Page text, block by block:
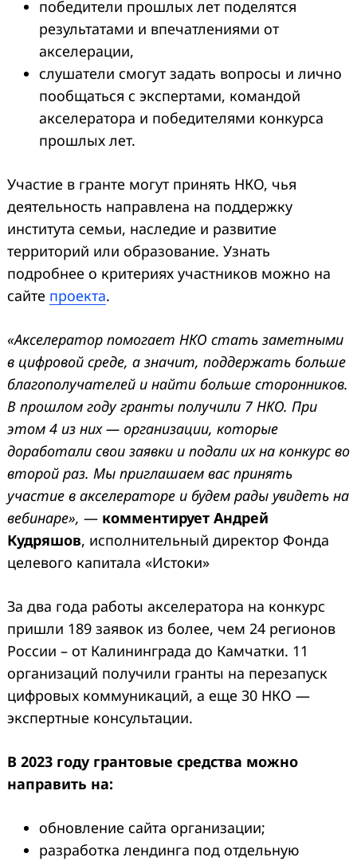
победители прошлых лет поделятся
результатами и впечатлениями от
акселерации,
слушатели смогут задать вопросы и лично
пообщаться с экспертами, командой
акселератора и победителями конкурса
прошлых лет.
Участие в гранте могут принять НКО, чья
деятельность направлена на поддержку
института семьи, наследие и развитие
территорий или образование. Узнать
подробнее о критериях участников можно на
сайте проекта.
«Акселератор помогает НКО стать заметными
в цифровой среде, а значит, поддержать больше
благополучателей и найти больше сторонников.
В прошлом году гранты получили 7 НКО. При
этом 4 из них — организации, которые
доработали свои заявки и подали их на конкурс во
второй раз. Мы приглашаем вас принять
участие в акселераторе и будем рады увидеть на
вебинаре», — комментирует Андрей
Кудряшов, исполнительный директор Фонда
целевого капитала «Истоки»
За два года работы акселератора на конкурс
пришли 189 заявок из более, чем 24 регионов
России – от Калининграда до Камчатки. 11
организаций получили гранты на перезапуск
цифровых коммуникаций, а еще 30 НКО —
экспертные консультации.
В 2023 году грантовые средства можно
направить на:
обновление сайта организации;
разработка лендинга под отдельную